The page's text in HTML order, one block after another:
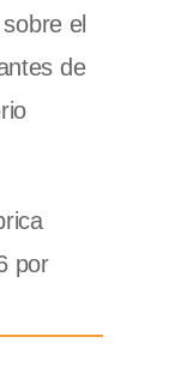
el
de
por